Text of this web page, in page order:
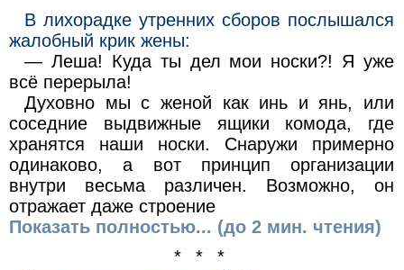
В лихорадке утренних сборов послышался
жалобный крик жены:
— Леша! Куда ты дел мои носки?! Я уже
всё перерыла!
Духовно мы с женой как инь и янь, или
соседние выдвижные ящики комода, где
хранятся наши носки. Снаружи примерно
одинаково, а вот принцип организации
внутри весьма различен. Возможно, он
отражает даже строение
Показать полностью... (до 2 мин. чтения)
* * *